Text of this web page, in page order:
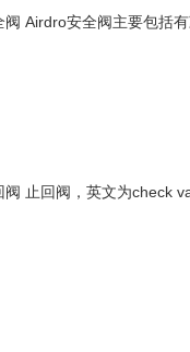
Airdro安全阀主要包括有
止回阀，英文为check